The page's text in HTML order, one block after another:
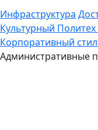
Инфраструктура
Культурный Политех
Корпоративный
Административные